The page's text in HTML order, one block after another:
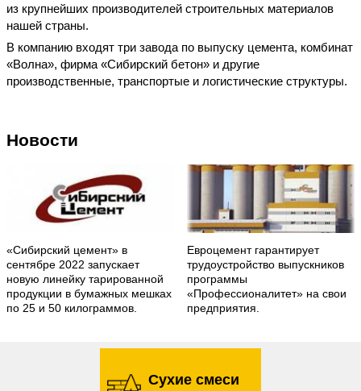
из крупнейших производителей строительных материалов
нашей страны.
В компанию входят три завода по выпуску цемента, комбинат
«Волна», фирма «Сибирский бетон» и другие
производственные, транспортые и логистические структуры.
Новости
«Сибирский цемент» в
сентябре 2022 запускает
новую линейку тарированной
продукции в бумажных мешках
по 25 и 50 килограммов.
Евроцемент гарантирует
трудоустройство выпускников
программы
«Профессионалитет» на свои
предприятия.
Сухие смеси